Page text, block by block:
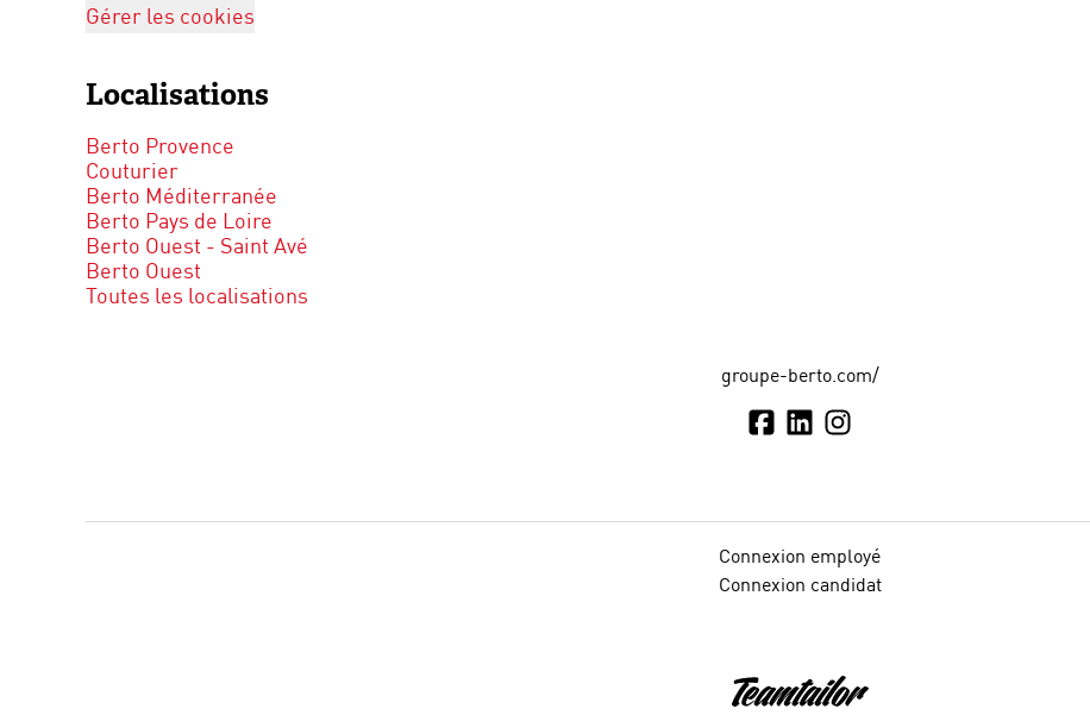
Gérer les cookies
Localisations
Berto Provence
Couturier
Berto Méditerranée
Berto Pays de Loire
Berto Ouest - Saint Avé
Berto Ouest
Toutes les localisations
groupe-berto.com/
Connexion employé
Connexion candidat